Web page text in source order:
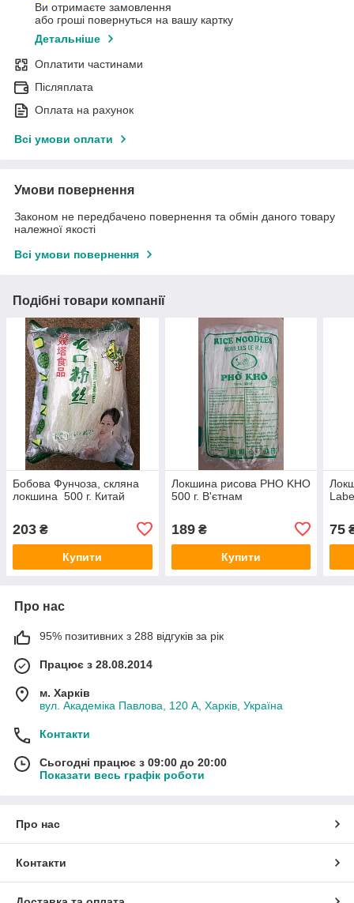
Ви отримаєте замовлення
або гроші повернуться на вашу картку
Детальніше
Оплатити частинами
Післяплата
Оплата на рахунок
Всі умови оплати
Умови повернення
Законом не передбачено повернення та обмін даного товару
належної якості
Всі умови повернення
Подібні товари компанії
Бобова Фунчоза, скляна
локшина 500 г. Китай
203 ₴
Купити
Локшина рисова PHO KHO
500 г. В'єтнам
189₴
Купити
75
Про нас
95% позитивних з 288 відгуків за рік
Працює з 28.08.2014
м. Харків
вул. Академіка Павлова, 120 А, Харків, Україна
Контакти
Сьогодні працює з 09:00 до 20:00
Показати весь графік роботи
Про нас
Контакти